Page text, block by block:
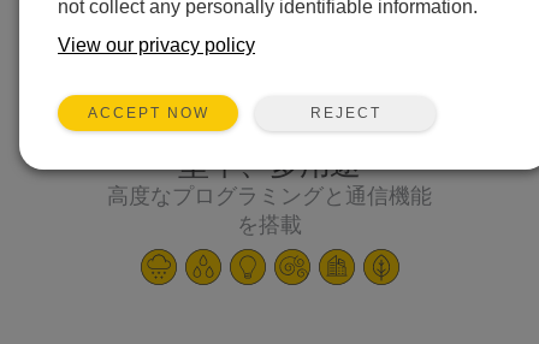
堅牢、多用途
高度なプログラミングと通信機能
を搭載
not collect any personally identifiable information.
View our privacy policy
ACCEPT NOW REJECT